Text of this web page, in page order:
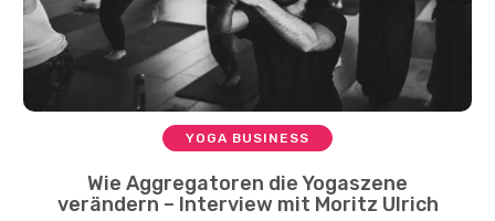
YOGA BUSINESS
Wie Aggregatoren die Yogaszene
verändern – Interview mit Moritz Ulrich